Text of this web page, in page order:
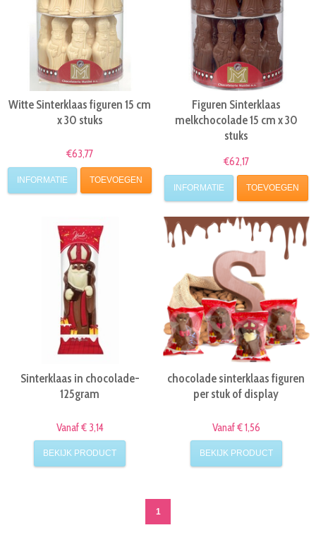
Witte Sinterklaas figuren 15 cm
x 30 stuks
€63,77
INFORMATIE TOEVOEGEN
Figuren Sinterklaas
melkchocolade 15 cm x 30
stuks
€62,17
INFORMATIE TOEVOEGEN
Sinterklaas in chocolade-
125gram
Vanaf € 3,14
BEKIJK PRODUCT
chocolade sinterklaas figuren
per stuk of display
Vanaf € 1,56
BEKIJK PRODUCT
1